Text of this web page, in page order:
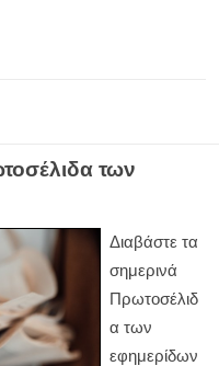
των
Διαβάστε τα
σημερινά
Πρωτοσέλιδ
α των
εφημερίδων